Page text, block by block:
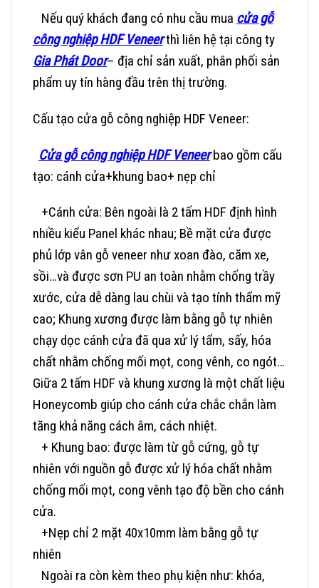
Nếu quý khách đang có nhu cầu mua cửa gỗ
công nghiệp HDF Veneerthì liên hệ tại công ty
Gia Phát Door– địa chỉ sản xuất, phân phối sản
phẩm uy tín hàng đầu trên thị trường.
Cấu tạo cửa gỗ công nghiệp HDF Veneer:
Cửa gỗ công nghiệp HDF Veneerbao gồm cấu
tạo: cánh cửa+khung bao+ nẹp chỉ
+Cánh cửa: Bên ngoài là 2 tấm HDF định hình
nhiều kiểu Panel khác nhau; Bề mặt cửa được
phủ lớp vân gỗ veneer như xoan đào, căm xe,
sồi…và được sơn PU an toàn nhằm chống trầy
xước, cửa dễ dàng lau chùi và tạo tính thẩm mỹ
cao; Khung xương được làm bằng gỗ tự nhiên
chạy dọc cánh cửa đã qua xử lý tẩm, sấy, hóa
chất nhằm chống mối mọt, cong vênh, co ngót…
Giữa 2 tấm HDF và khung xương là một chất liệu
Honeycomb giúp cho cánh cửa chắc chắn làm
tăng khả năng cách âm, cách nhiệt.
+ Khung bao: được làm từ gỗ cứng, gỗ tự
nhiên với nguồn gỗ được xử lý hóa chất nhằm
chống mối mọt, cong vênh tạo độ bền cho cánh
cửa.
+Nẹp chỉ 2 mặt 40x10mm làm bằng gỗ tự
nhiên
Ngoài ra còn kèm theo phụ kiện như: khóa,